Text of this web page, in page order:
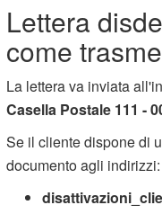
Lettera
come
La lettera va inviata
Casella Postale 111 -
Se il cliente dispone di
documento agli indirizzi: